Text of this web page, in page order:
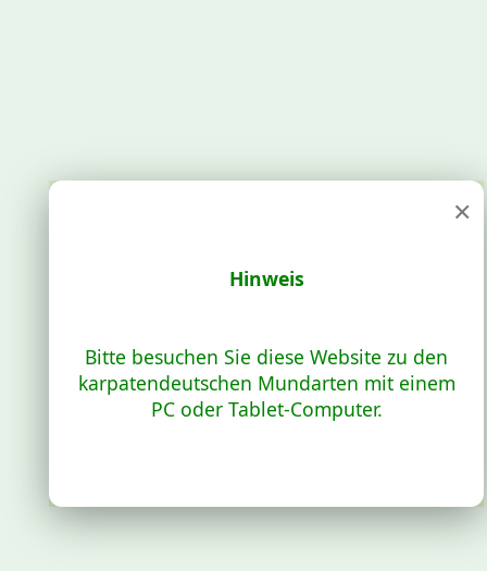
×
Hinweis
Bitte besuchen Sie diese Website zu den
karpatendeutschen Mundarten mit einem
PC oder Tablet-Computer.